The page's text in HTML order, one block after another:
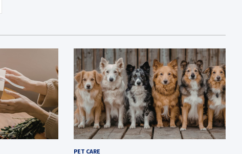
PET CARE